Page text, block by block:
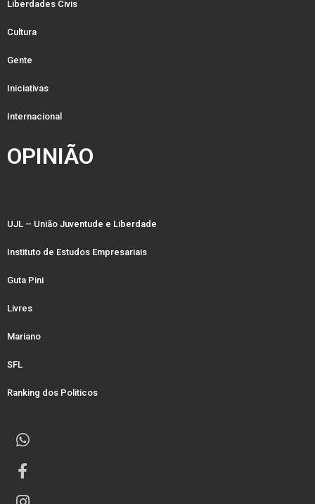
Liberdades Civis
Cultura
Gente
Iniciativas
Internacional
OPINIÃO
UJL – União Juventude e Liberdade
Instituto de Estudos Empresariais
Guta Pini
Livres
Mariano
SFL
Ranking dos Politicos